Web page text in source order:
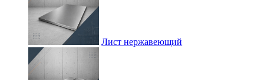
Лист нержавеющий